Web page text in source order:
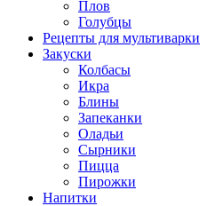
Плов
Голубцы
Рецепты для мультиварки
Закуски
Колбасы
Икра
Блины
Запеканки
Оладьи
Сырники
Пицца
Пирожки
Напитки